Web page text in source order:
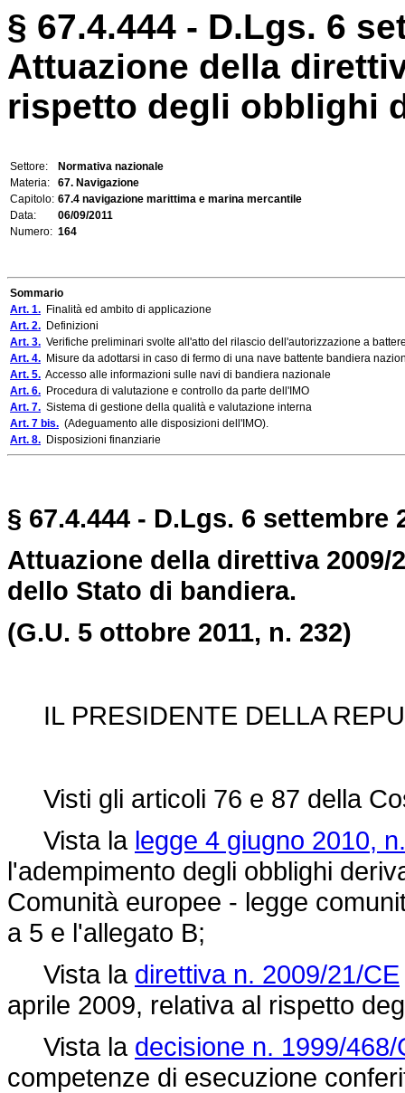
§ 67.4.444 - D.Lgs. 6
Attuazione della
rispetto degli obblighi
Settore:
Normativa nazionale
Materia:
67. Navigazione
Capitolo: 67.4 navigazione marittima e marina mercantile
Data:
06/09/2011
Numero: 164
Sommario
Art. 1. Finalità ed ambito di applicazione
Art. 2. Definizioni
Art. 3. Verifiche preliminari svolte all'atto del rilascio dell'autorizzazione a
Art. 4. Misure da adottarsi in caso di fermo di una nave battente bandiera
Art. 5. Accesso alle informazioni sulle navi di bandiera nazionale
Art. 6. Procedura di valutazione e controllo da parte dell'IMO
Art. 7. Sistema di gestione della qualità e valutazione interna
Art. 7 bis. (Adeguamento alle disposizioni dell'IMO).
Art. 8. Disposizioni finanziarie
§ 67.4.444 - D.Lgs. 6 settembre
Attuazione della direttiva
dello Stato di bandiera.
(G.U. 5 ottobre 2011, n. 232)
IL PRESIDENTE DELLA
Visti gli articoli 76 e 87 della
Vista la legge 4 giugno 2010,
l'adempimento degli obblighi
Comunità europee - legge
a 5 e l'allegato B;
Vista la direttiva n. 2009/21/CE
aprile 2009, relativa al rispetto
Vista la decisione n. 1999/468/
competenze di esecuzione